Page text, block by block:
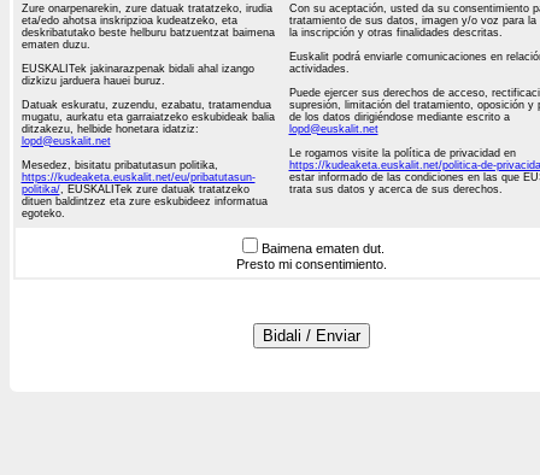
Zure onarpenarekin, zure datuak tratatzeko, irudia
eta/edo ahotsa inskripzioa kudeatzeko, eta
deskribatutako beste helburu batzuentzat baimena
ematen duzu.
EUSKALITek jakinarazpenak bidali ahal izango
dizkizu jarduera hauei buruz.
Datuak eskuratu, zuzendu, ezabatu, tratamendua
mugatu, aurkatu eta garraiatzeko eskubideak balia
ditzakezu, helbide honetara idatziz:
lopd@euskalit.net
Mesedez, bisitatu pribatutasun politika,
https://kudeaketa.euskalit.net/eu/pribatutasun-
politika/, EUSKALITek zure datuak tratatzeko
dituen baldintzez eta zure eskubideez informatua
egoteko.
Con su aceptación, usted da su consentimiento
tratamiento de sus datos, imagen y/o voz para la
la inscripción y otras finalidades descritas.
Euskalit podrá enviarle comunicaciones en
actividades.
Puede ejercer sus derechos de acceso,
supresión, limitación del tratamiento, oposición y
de los datos dirigiéndose mediante escrito a
lopd@euskalit.net
Le rogamos visite la política de privacidad en
https://kudeaketa.euskalit.net/politica-de-
estar informado de las condiciones en las que
trata sus datos y acerca de sus derechos.
Baimena ematen dut.
Presto mi consentimiento.